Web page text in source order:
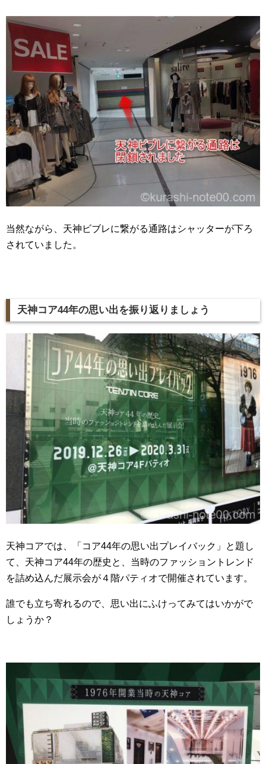
当然ながら、天神ビブレに繋がる通路はシャッターが下ろ
されていました。
天神コア44年の思い出を振り返りましょう
天神コアでは、「コア44年の思い出プレイバック」と題し
て、天神コア44年の歴史と、当時のファッショントレンド
を詰め込んだ展示会が４階パティオで開催されています。
誰でも立ち寄れるので、思い出にふけってみてはいかがで
しょうか？